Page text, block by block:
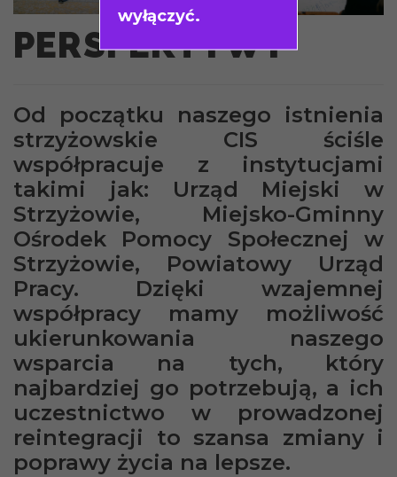
PERSPEKTYWY
Od początku naszego istnienia
strzyżowskie CIS ściśle
współpracuje z instytucjami
takimi jak: Urząd Miejski w
Strzyżowie, Miejsko-Gminny
Ośrodek Pomocy Społecznej w
Strzyżowie, Powiatowy Urząd
Pracy. Dzięki wzajemnej
współpracy mamy możliwość
ukierunkowania naszego
wsparcia na tych, który
najbardziej go potrzebują, a ich
uczestnictwo w prowadzonej
reintegracji to szansa zmiany i
poprawy życia na lepsze.
wyłączyć.